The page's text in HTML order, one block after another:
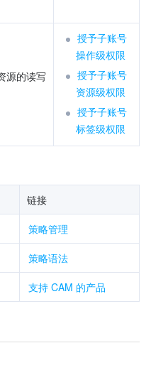
源的读写
授予子账号
操作级权限
授予子账号
资源级权限
授予子账号
标签级权限
链接
策略管理
策略语法
支持 CAM 的产品